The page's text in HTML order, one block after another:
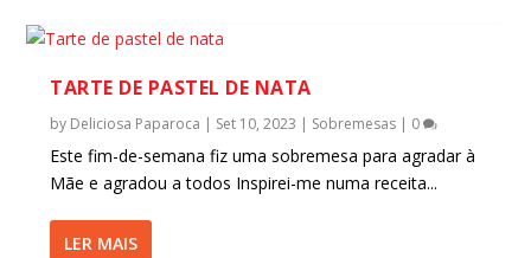
TARTE DE PASTEL DE NATA
by Deliciosa Paparoca | Set 10, 2023 | Sobremesas | 0
Este fim-de-semana fiz uma sobremesa para agradar à
Mãe e agradou a todos Inspirei-me numa receita...
LER MAIS